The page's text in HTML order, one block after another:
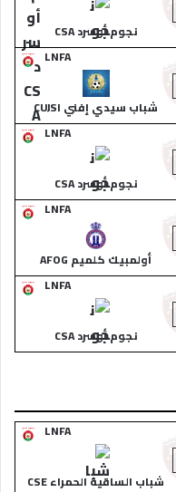
نجوم أوسرد CSA
LNFA
شباب سيدي إفني CUJSI
LNFA
نجوم أوسرد CSA
LNFA
أولمبيك كلميم AFOG
LNFA
نجوم أوسرد CSA
LNFA
شباب الساقية الحمراء CSE